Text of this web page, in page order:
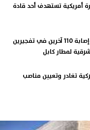
أمريكية تستهدف أحد قادة
أفغانستان... مقتل 40 وإصابة 110 آخرين في تفجيرين
لمطار كابل
تغادر وتعيين مناصب